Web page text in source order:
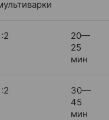
20—
25
мин
30—
45
мин